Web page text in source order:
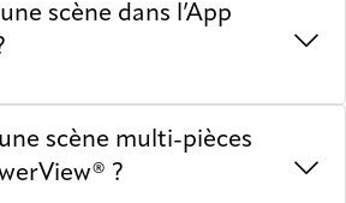
scène dans l’App
scène multi-pièces
?